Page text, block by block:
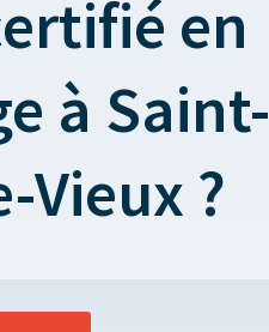
en
à Saint-
Vieux ?